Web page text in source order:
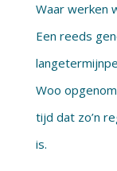
Waar werken
Een reeds
Woo
tijd dat zo’n
is.